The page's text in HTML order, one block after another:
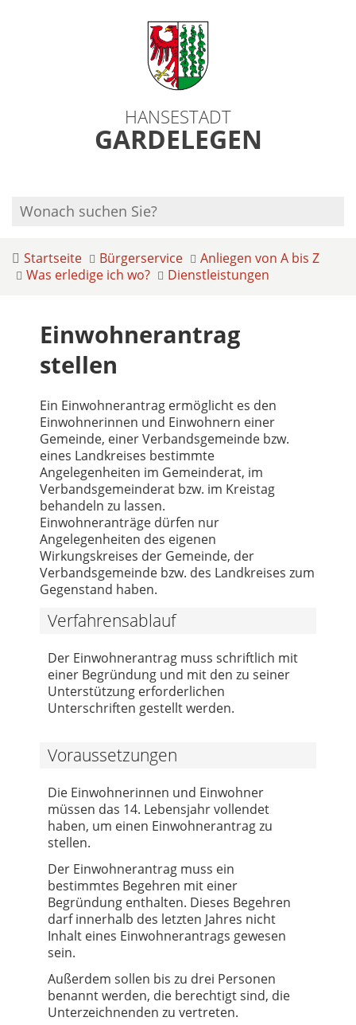
HANSESTADT
GARDELEGEN
Startseite Bürgerservice
Anliegen von A bis Z
Was erledige ich wo?
Dienstleistungen
Einwohnerantrag
stellen
Ein Einwohnerantrag ermöglicht es den
Einwohnerinnen und Einwohnern einer
Gemeinde, einer Verbandsgemeinde bzw.
eines Landkreises bestimmte
Angelegenheiten im Gemeinderat, im
Verbandsgemeinderat bzw. im Kreistag
behandeln zu lassen.
Einwohneranträge dürfen nur
Angelegenheiten des eigenen
Wirkungskreises der Gemeinde, der
Verbandsgemeinde bzw. des Landkreises zum
Gegenstand haben.
Verfahrensablauf
Der Einwohnerantrag muss schriftlich mit
einer Begründung und mit den zu seiner
Unterstützung erforderlichen
Unterschriften gestellt werden.
Voraussetzungen
Die Einwohnerinnen und Einwohner
müssen das 14. Lebensjahr vollendet
haben, um einen Einwohnerantrag zu
stellen.
Der Einwohnerantrag muss ein
bestimmtes Begehren mit einer
Begründung enthalten. Dieses Begehren
darf innerhalb des letzten Jahres nicht
Inhalt eines Einwohnerantrags gewesen
sein.
Außerdem sollen bis zu drei Personen
benannt werden, die berechtigt sind, die
Unterzeichnenden zu vertreten.